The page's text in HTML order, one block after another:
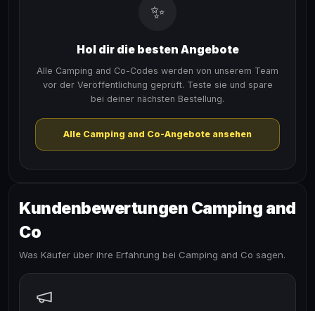
✨
Hol dir die besten Angebote
Alle Camping and Co-Codes werden von unserem Team
vor der Veröffentlichung geprüft. Teste sie und spare
bei deiner nächsten Bestellung.
Alle Camping and Co-Angebote ansehen
Kundenbewertungen Camping and
Co
Was Käufer über ihre Erfahrung bei Camping and Co sagen.